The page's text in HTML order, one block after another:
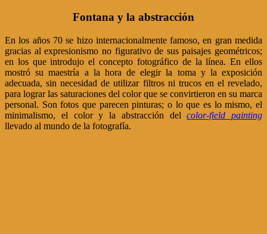
Fontana y la abstracción
En los años 70 se hizo internacionalmente famoso, en gran medida
gracias al expresionismo no figurativo de sus paisajes geométricos;
en los que introdujo el concepto fotográfico de la línea. En ellos
mostró su maestría a la hora de elegir la toma y la exposición
adecuada, sin necesidad de utilizar filtros ni trucos en el revelado,
para lograr las saturaciones del color que se convirtieron en su marca
personal. Son fotos que parecen pinturas; o lo que es lo mismo, el
minimalismo, el color y la abstracción delcolor-field painting
llevado al mundo de la fotografía.